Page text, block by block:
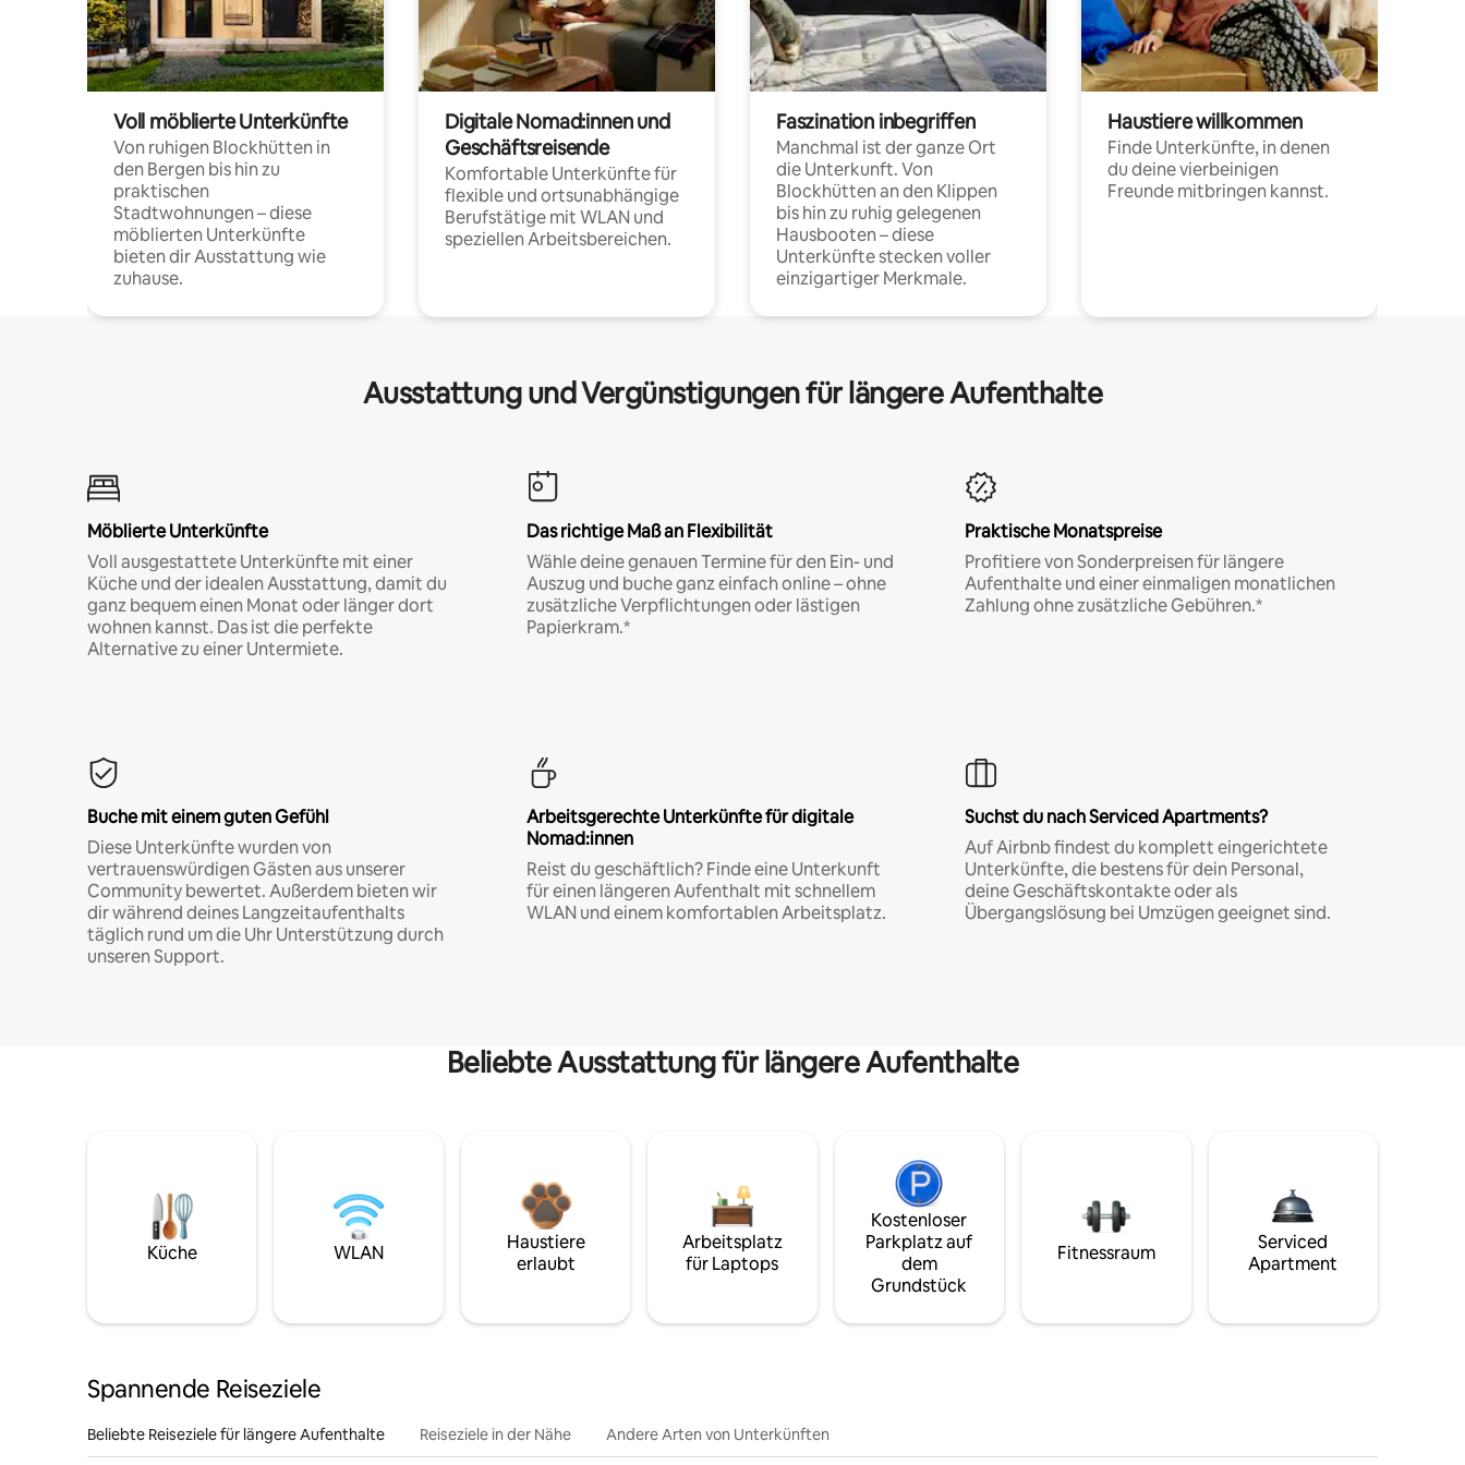
Voll möblierte Unterkünfte
Von ruhigen Blockhütten in
den Bergen bis hin zu
praktischen
Stadtwohnungen – diese
möblierten Unterkünfte
bieten dir Ausstattung wie
zuhause.
Digitale Nomad:innen und
Geschäftsreisende
Komfortable Unterkünfte für
flexible und ortsunabhängige
Berufstätige mit WLAN und
speziellen Arbeitsbereichen.
Faszination inbegriffen
Manchmal ist der ganze Ort
die Unterkunft. Von
Blockhütten an den Klippen
bis hin zu ruhig gelegenen
Hausbooten – diese
Unterkünfte stecken voller
einzigartiger Merkmale.
Haustiere willkommen
Finde Unterkünfte, in denen
du deine vierbeinigen
Freunde mitbringen kannst.
Ausstattung und Vergünstigungen für längere Aufenthalte
Möblierte Unterkünfte
Voll ausgestattete Unterkünfte mit einer
Küche und der idealen Ausstattung, damit du
ganz bequem einen Monat oder länger dort
wohnen kannst. Das ist die perfekte
Alternative zu einer Untermiete.
Das richtige Maß an Flexibilität
Wähle deine genauen Termine für den Ein- und
Auszug und buche ganz einfach online – ohne
zusätzliche Verpflichtungen oder lästigen
Papierkram.*
Praktische Monatspreise
Profitiere von Sonderpreisen für längere
Aufenthalte und einer einmaligen monatlichen
Zahlung ohne zusätzliche Gebühren.*
Buche mit einem guten Gefühl
Diese Unterkünfte wurden von
vertrauenswürdigen Gästen aus unserer
Community bewertet. Außerdem bieten wir
dir während deines Langzeitaufenthalts
täglich rund um die Uhr Unterstützung durch
unseren Support.
Arbeitsgerechte Unterkünfte für digitale
Nomad:innen
Reist du geschäftlich? Finde eine Unterkunft
für einen längeren Aufenthalt mit schnellem
WLAN und einem komfortablen Arbeitsplatz.
Suchst du nach Serviced Apartments?
Auf Airbnb findest du komplett eingerichtete
Unterkünfte, die bestens für dein Personal,
deine Geschäftskontakte oder als
Übergangslösung bei Umzügen geeignet sind.
Beliebte Ausstattung für längere Aufenthalte
Küche WLAN
Haustiere
erlaubt
Arbeitsplatz
für Laptops
Kostenloser
Parkplatz auf
dem
Grundstück
Fitnessraum
Serviced
Apartment
Spannende Reiseziele
Beliebte Reiseziele für längere Aufenthalte Reiseziele in der Nähe Andere Arten von Unterkünften